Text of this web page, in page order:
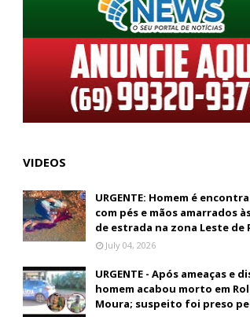
VIDEOS
URGENTE: Homem é
com pés e mãos amarrados
de estrada na zona Leste de
July 04, 2026
URGENTE - Após ameaças e
homem acabou morto em
Moura; suspeito foi preso